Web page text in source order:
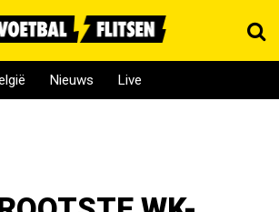
Nieuws Live